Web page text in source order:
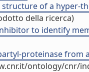
structure of a hyper-
della ricerca)
to identify
proteinase from
ontology/cnr/